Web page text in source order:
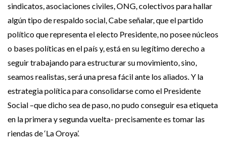
sindicatos, asociaciones civiles, ONG, colectivos para hallar
algún tipo de respaldo social, Cabe señalar, que el partido
político que representa el electo Presidente, no posee núcleos
o bases políticas en el país y, está en su legítimo derecho a
seguir trabajando para estructurar su movimiento, sino,
seamos realistas, será una presa fácil ante los aliados. Y la
estrategia política para consolidarse como el Presidente
Social –que dicho sea de paso, no pudo conseguir esa etiqueta
en la primera y segunda vuelta- precisamente es tomar las
riendas de ‘La Oroya’.